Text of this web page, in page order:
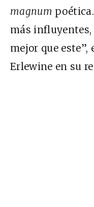
magnum
más
mejor que
Erlewine en su